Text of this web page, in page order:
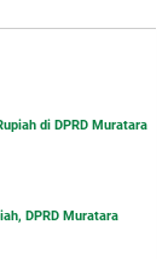
di DPRD Muratara
DPRD Muratara